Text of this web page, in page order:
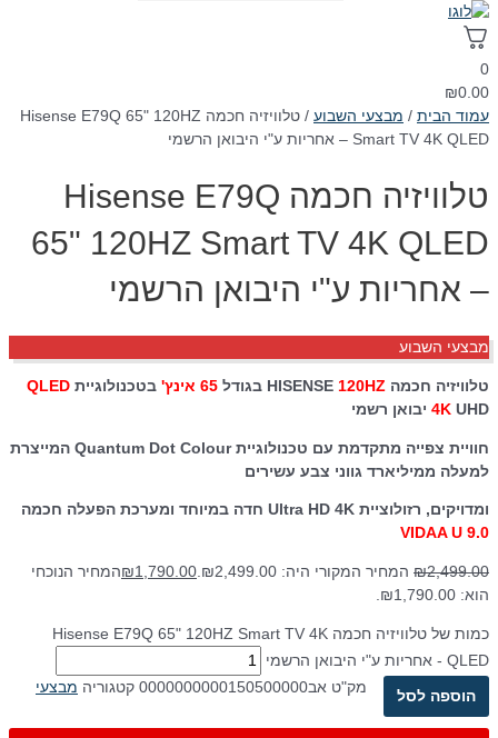
0
₪0.00
עמוד הבית / מבצעי השבוע
/ טלוויזיה חכמה Hisense E79Q 65" 120HZ
Smart TV 4K QLED – אחריות ע"י היבואן הרשמי
טלוויזיה חכמה Hisense E79Q
65" 120HZ Smart TV 4K QLED
– אחריות ע"י היבואן הרשמי
מבצעי השבוע
טלוויזיה חכמה HISENSE 120HZ בגודל 65 אינץ' בטכנולוגיית QLED
4K UHD יבואן רשמי
חוויית צפייה מתקדמת עם טכנולוגיית Quantum Dot Colour המייצרת
למעלה ממיליארד גווני צבע עשירים
ומדויקים, רזולוציית Ultra HD 4K חדה במיוחד ומערכת הפעלה חכמה
VIDAA U 9.0
₪2,499.00 המחיר המקורי היה: ₪2,499.00. ₪1,790.00
המחיר הנוכחי
הוא: ₪1,790.00.
כמות של טלוויזיה חכמה Hisense E79Q 65" 120HZ Smart TV 4K
QLED - אחריות ע"י היבואן הרשמי
הוספה לסל
מק"ט אב0000000000150500000 קטגוריה מבצעי